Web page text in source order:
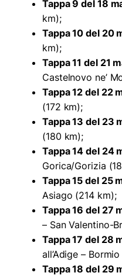
Tappa 9 del 18
km);
Tappa 10 del 20
km);
Tappa 11 del 21
Castelnovo ne’
Tappa 12 del 22
(172 km);
Tappa 13 del 23
(180 km);
Tappa 14 del 24
Gorica/Gorizia
Tappa 15 del 25
Asiago (214 km);
Tappa 16 del 27
– San Valentino-
Tappa 17 del 28
all’Adige –
Tappa 18 del 29